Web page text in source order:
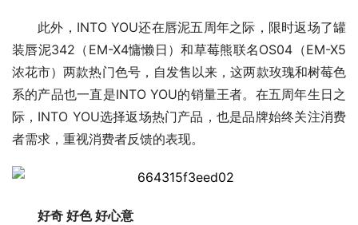
此外，INTO YOU还在唇泥五周年之际，限时返场了罐
装唇泥342（EM-X4慵懒日）和草莓熊联名OS04（EM-X5
浓花市）两款热门色号，自发售以来，这两款玫瑰和树莓色
系的产品也一直是INTO YOU的销量王者。在五周年生日之
际，INTO YOU选择返场热门产品，也是品牌始终关注消费
者需求，重视消费者反馈的表现。
好奇 好色 好心意